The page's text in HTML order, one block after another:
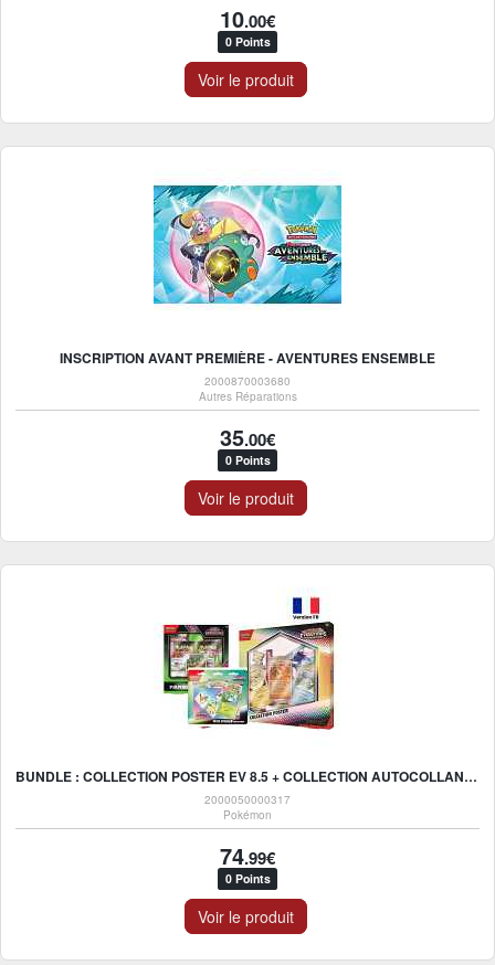
10.00€
0 Points
Voir le produit
INSCRIPTION AVANT PREMIÈRE - AVENTURES ENSEMBLE
2000870003680
Autres Réparations
35.00€
0 Points
Voir le produit
BUNDLE : COLLECTION POSTER EV 8.5 + COLLECTION AUTOCOLLANT RÉAJUSTABLE EV 8.5 + EV6.5 FABLE NÉBULEUSE SCALPEREUR
2000050000317
Pokémon
74.99€
0 Points
Voir le produit